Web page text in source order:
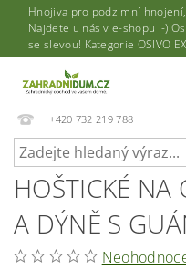
Hnojiva pro podzimní
Najdete u nás v e-shopu :-)
se slevou! Kategorie OSIVO
+420 732 219 788
HOŠTICKÉ NA
A DÝNĚ S